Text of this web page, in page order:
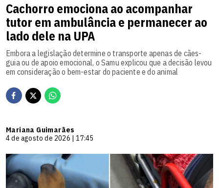
Cachorro emociona ao acompanhar
tutor em ambulância e permanecer ao
lado dele na UPA
Embora a legislação determine o transporte apenas de cães-
guia ou de apoio emocional, o Samu explicou que a decisão levou
em consideração o bem-estar do paciente e do animal
Mariana Guimarães
4 de agosto de 2026 | 17:45